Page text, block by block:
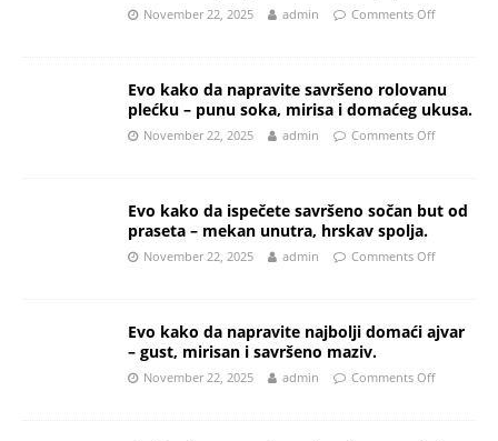
November 22, 2025 admin Comments Off
Evo kako da napravite savršeno rolovanu
plećku – punu soka, mirisa i domaćeg ukusa.
November 22, 2025 admin Comments Off
Evo kako da ispečete savršeno sočan but od
praseta – mekan unutra, hrskav spolja.
November 22, 2025 admin Comments Off
Evo kako da napravite najbolji domaći ajvar
– gust, mirisan i savršeno maziv.
November 22, 2025 admin Comments Off